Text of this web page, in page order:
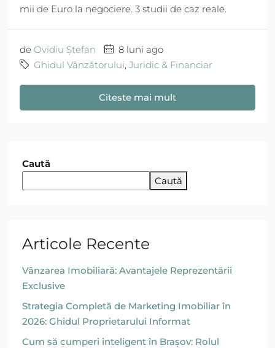
mii de Euro la negociere. 3 studii de caz reale.
de Ovidiu Ștefan
8 luni ago
Ghidul Vânzătorului, Juridic & Financiar
Citeste mai mult
Caută
Caută
Articole Recente
Vânzarea Imobiliară: Avantajele Reprezentării
Exclusive
Strategia Completă de Marketing Imobiliar în
2026: Ghidul Proprietarului Informat
Cum să cumperi inteligent în Brașov: Rolul